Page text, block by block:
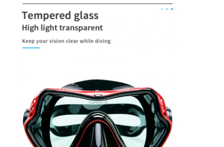
Conjunto de máscara de snorkel
Acessórios de mergulho